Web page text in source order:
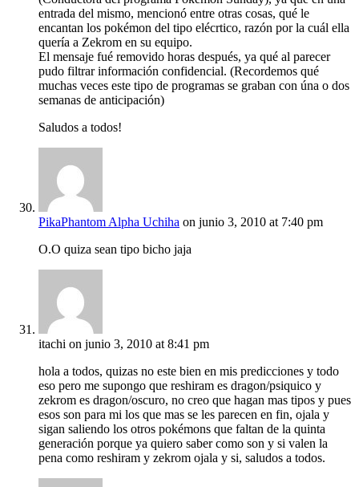
entrada del mismo, mencionó entre otras cosas, qué le
encantan los pokémon del tipo elécrtico, razón por la cuál ella
quería a Zekrom en su equipo.
El mensaje fué removido horas después, ya qué al parecer
pudo filtrar información confidencial. (Recordemos qué
muchas veces este tipo de programas se graban con úna o dos
semanas de anticipación)
Saludos a todos!
PikaPhantom Alpha Uchiha on junio 3, 2010 at 7:40 pm
O.O quiza sean tipo bicho jaja
itachi on junio 3, 2010 at 8:41 pm
hola a todos, quizas no este bien en mis predicciones y todo
eso pero me supongo que reshiram es dragon/psiquico y
zekrom es dragon/oscuro, no creo que hagan mas tipos y pues
esos son para mi los que mas se les parecen en fin, ojala y
sigan saliendo los otros pokémons que faltan de la quinta
generación porque ya quiero saber como son y si valen la
pena como reshiram y zekrom ojala y si, saludos a todos.